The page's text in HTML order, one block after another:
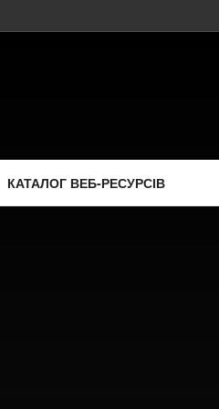
КАТАЛОГ ВЕБ-РЕСУРСІВ